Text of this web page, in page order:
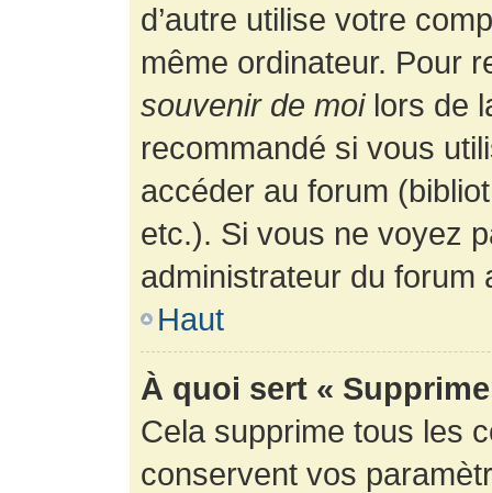
d’autre utilise votre
même ordinateur. Pour
souvenir de moilors de
recommandé si vous
accéder au forum
etc.). Si vous ne voyez
administrateur du forum
Haut
À quoi sert «
Cela supprime tous les
conservent vos